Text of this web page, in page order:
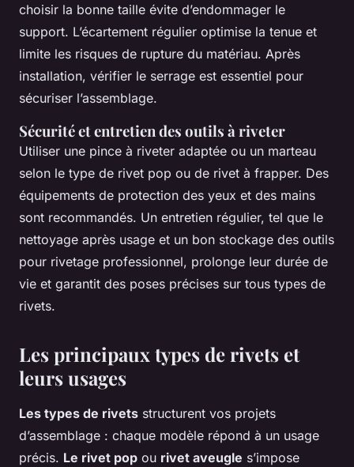
choisir la bonne taille évite d’endommager le
support. L’écartement régulier optimise la tenue et
limite les risques de rupture du matériau. Après
installation, vérifier le serrage est essentiel pour
sécuriser l’assemblage.
Sécurité et entretien des outils à riveter
Utiliser une pince à riveter adaptée ou un marteau
selon le type de rivet pop ou de rivet à frapper. Des
équipements de protection des yeux et des mains
sont recommandés. Un entretien régulier, tel que le
nettoyage après usage et un bon stockage des outils
pour rivetage professionnel, prolonge leur durée de
vie et garantit des poses précises sur tous types de
rivets.
Les principaux types de rivets et
leurs usages
Les types de rivets structurent vos projets
d’assemblage : chaque modèle répond à un usage
précis. Le rivet pop ou rivet aveugle s’impose